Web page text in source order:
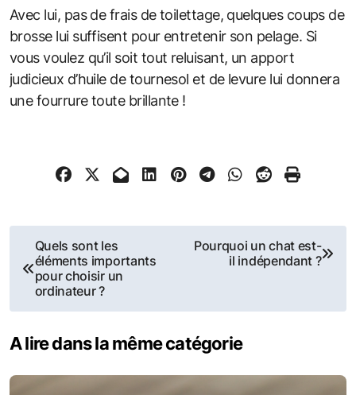
Avec lui, pas de frais de toilettage, quelques coups de
brosse lui suffisent pour entretenir son pelage. Si
vous voulez qu’il soit tout reluisant, un apport
judicieux d’huile de tournesol et de levure lui donnera
une fourrure toute brillante !
Navigation
de
l’article
Quels sont les
éléments importants
pour choisir un
ordinateur ?
Pourquoi un chat est-
il indépendant ?
A lire dans la même catégorie